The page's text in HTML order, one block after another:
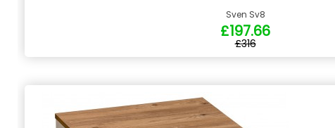
Sven Sv8
£197.66
£316